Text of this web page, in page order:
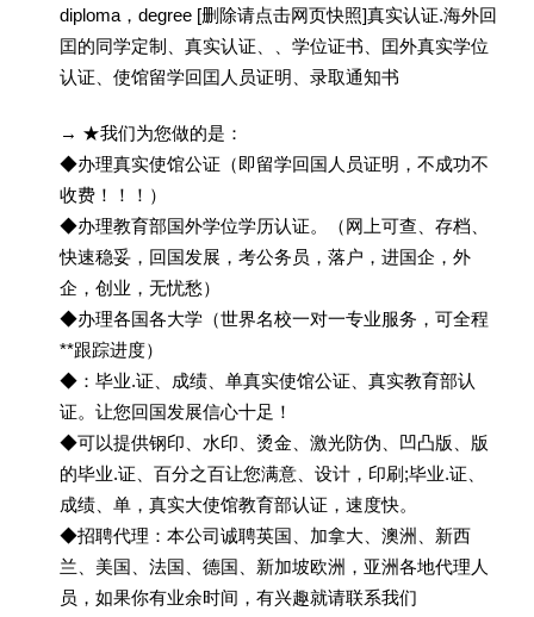
diploma，degree [删除请点击网页快照]真实认证.海外回
囯的同学定制、真实认证、、学位证书、囯外真实学位
认证、使馆留学回囯人员证明、录取通知书
→ ★我们为您做的是：
◆办理真实使馆公证（即留学回国人员证明，不成功不
收费！！！）
◆办理教育部国外学位学历认证。（网上可查、存档、
快速稳妥，回国发展，考公务员，落户，进国企，外
企，创业，无忧愁）
◆办理各国各大学（世界名校一对一专业服务，可全程
**跟踪进度）
◆：毕业.证、成绩、单真实使馆公证、真实教育部认
证。让您回国发展信心十足！
◆可以提供钢印、水印、烫金、激光防伪、凹凸版、版
的毕业.证、百分之百让您满意、设计，印刷;毕业.证、
成绩、单，真实大使馆教育部认证，速度快。
◆招聘代理：本公司诚聘英国、加拿大、澳洲、新西
兰、美国、法国、德国、新加坡欧洲，亚洲各地代理人
员，如果你有业余时间，有兴趣就请联系我们